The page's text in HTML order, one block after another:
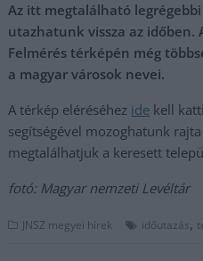
Az itt megtalálható
utazhatunk vissza az időben.
Felmérés térképén még
a magyar városok nevei.
A térkép eléréséhez ide kell
segítségével mozoghatunk
megtalálhatjuk a keresett
fotó: Magyar nemzeti Levéltár
JNSZ megyei hírek időutazás,